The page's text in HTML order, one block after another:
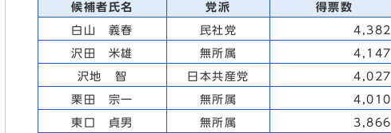
候補者氏名 党派 得票数
白山 義春 民社党 4,382
沢田 米雄 無所属 4,147
沢地 智 日本共産党 4,027
栗田 宗一 無所属 4,010
東口 貞男 無所属 3,866